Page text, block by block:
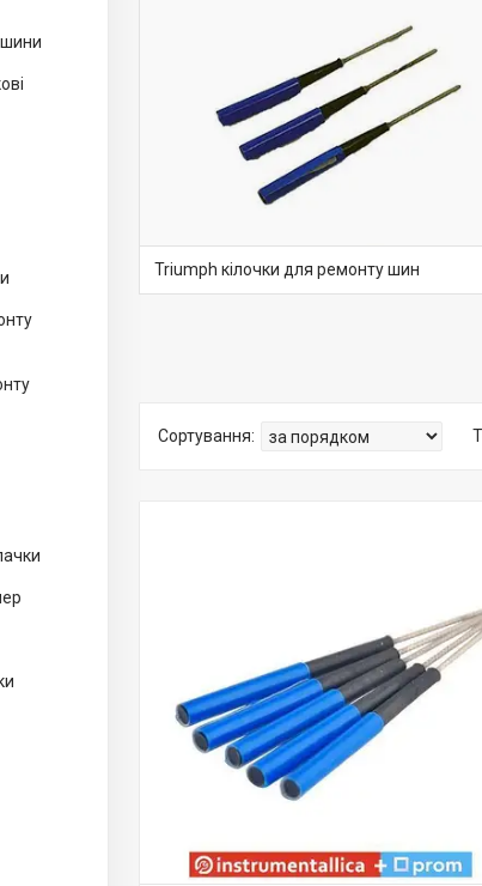
шини
Triumph кілочки для ремонту шин